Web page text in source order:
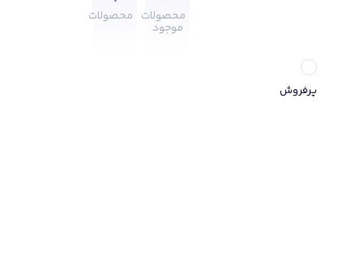
محصولات
موجود
محصولات
پرفروش